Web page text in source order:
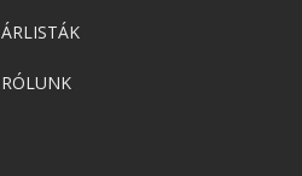
ÁRLISTÁK
RÓLUNK